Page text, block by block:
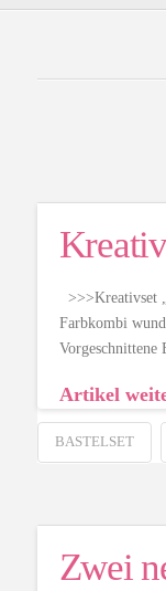
>>>Kreativset
Farbkombi
Artikel
BASTELSET
Zwei